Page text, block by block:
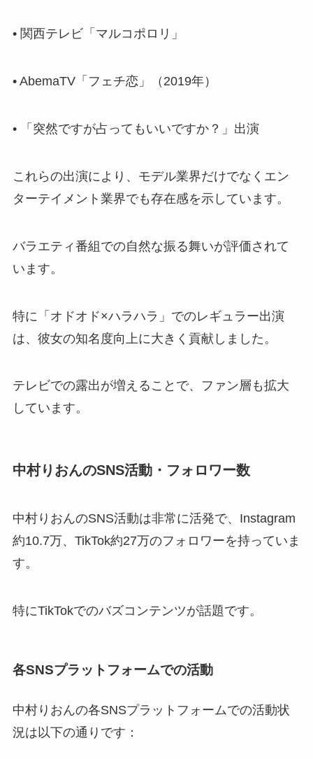
• 関西テレビ「マルコポロリ」
• AbemaTV「フェチ恋」（2019年）
• 「突然ですが占ってもいいですか？」出演
これらの出演により、モデル業界だけでなくエン
ターテイメント業界でも存在感を示しています。
バラエティ番組での自然な振る舞いが評価されて
います。
特に「オドオド×ハラハラ」でのレギュラー出演
は、彼女の知名度向上に大きく貢献しました。
テレビでの露出が増えることで、ファン層も拡大
しています。
中村りおんのSNS活動・フォロワー数
中村りおんのSNS活動は非常に活発で、Instagram
約10.7万、TikTok約27万のフォロワーを持っていま
す。
特にTikTokでのバズコンテンツが話題です。
各SNSプラットフォームでの活動
中村りおんの各SNSプラットフォームでの活動状
況は以下の通りです：